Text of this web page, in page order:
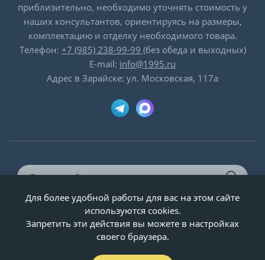
приблизительно, необходимо уточнять стоимость у
наших консультантов, ориентируясь на размеры,
комплектацию и отделку необходимого товара.
Телефон: +7 (985) 238-99-99 (без обеда и выходных)
E-mail: info@1995.ru
Адрес в Зарайске: ул. Московская, 117а
© ООО «Двери-и-точка», ИНН 5020092947, 1995-2026 г.
Для более удобной работы для вас на этом сайте
используются cookies.
Запретить эти действия вы можете в настройках
своего браузера.